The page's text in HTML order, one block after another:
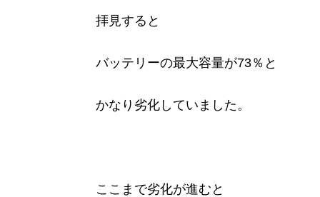
拝見すると
バッテリーの最大容量が73％と
かなり劣化していました。
ここまで劣化が進むと